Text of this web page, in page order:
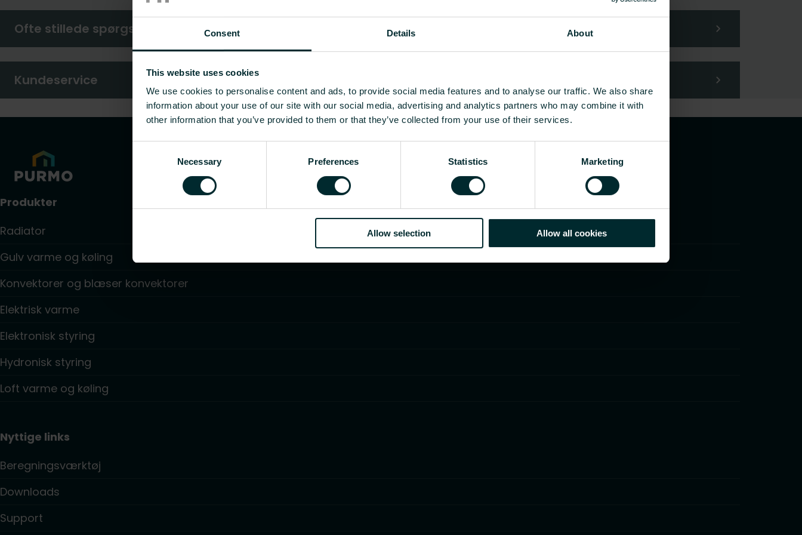
Consent Details About
This website uses cookies
We use cookies to personalise content and ads, to provide social media features and to analyse our traffic. We also share
information about your use of our site with our social media, advertising and analytics partners who may combine it with
other information that you’ve provided to them or that they’ve collected from your use of their services.
Necessary Preferences Statistics Marketing
Allow selection Allow all cookies
Ofte stillede spørgsmål
Kundeservice
Produkter
Radiator
Gulv varme og køling
Konvektorer og blæser konvektorer
Elektrisk varme
Elektronisk styring
Hydronisk styring
Loft varme og køling
Nyttige links
Beregningsværktøj
Downloads
Support